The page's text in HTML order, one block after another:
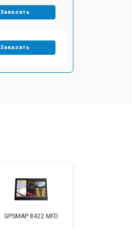
Заказать
Заказать
GPSMAP 8422 MFD